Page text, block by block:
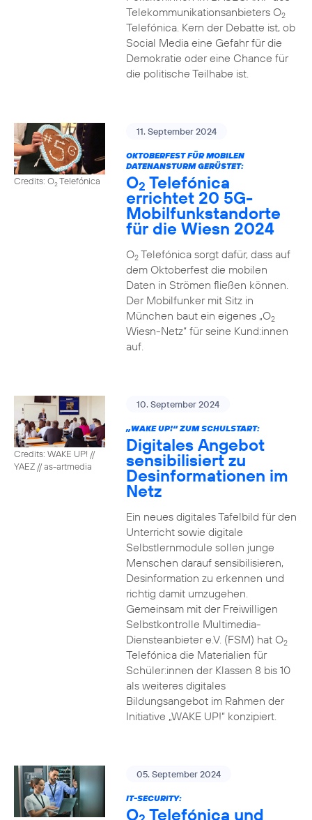
Telekommunikationsanbieters O2
Telefónica. Kern der Debatte ist, ob
Social Media eine Gefahr für die
Demokratie oder eine Chance für
die politische Teilhabe ist.
Credits: O2Telefónica
11. September 2024
OKTOBERFEST FÜR MOBILEN
DATENANSTURM GERÜSTET:
O2 Telefónica
errichtet 20 5G-
Mobilfunkstandorte
für die Wiesn 2024
O2Telefónica sorgt dafür, dass auf
dem Oktoberfest die mobilen
Daten in Strömen fließen können.
Der Mobilfunker mit Sitz in
München baut ein eigenes „O2
Wiesn-Netz“ für seine Kund:innen
auf.
Credits: WAKE UP! //
YAEZ // as-artmedia
10. September 2024
„WAKE UP!“ ZUM SCHULSTART:
Digitales Angebot
sensibilisiert zu
Desinformationen im
Netz
Ein neues digitales Tafelbild für den
Unterricht sowie digitale
Selbstlernmodule sollen junge
Menschen darauf sensibilisieren,
Desinformation zu erkennen und
richtig damit umzugehen.
Gemeinsam mit der Freiwilligen
Selbstkontrolle Multimedia-
Diensteanbieter e.V. (FSM) hat O2
Telefónica die Materialien für
Schüler:innen der Klassen 8 bis 10
als weiteres digitales
Bildungsangebot im Rahmen der
Initiative „WAKE UP!“ konzipiert.
05. September 2024
IT-SECURITY:
O Telefónica und